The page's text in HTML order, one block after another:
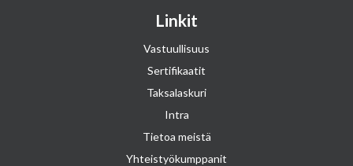
Linkit
Vastuullisuus
Sertifikaatit
Taksalaskuri
Intra
Tietoa meistä
Yhteistyökumppanit